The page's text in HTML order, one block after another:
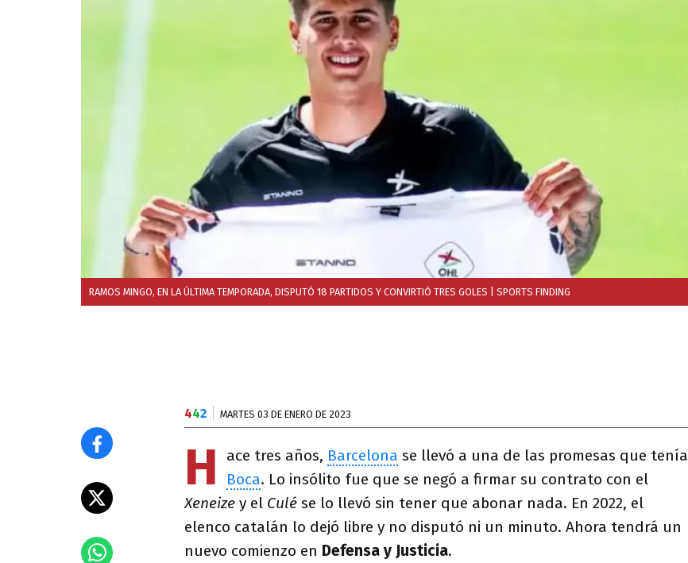
RAMOS MINGO, EN LA ÚLTIMA TEMPORADA, DISPUTÓ 18 PARTIDOS Y CONVIRTIÓ TRES GOLES | SPORTS FINDING
442 MARTES 03 DE ENERO DE 2023
H ace tres años, Barcelona se llevó a una de las promesas que tenía
Boca. Lo insólito fue que se negó a firmar su contrato con el
Xeneize y el Culé se lo llevó sin tener que abonar nada. En 2022, el
elenco catalán lo dejó libre y no disputó ni un minuto. Ahora tendrá un
nuevo comienzo en Defensa y Justicia.